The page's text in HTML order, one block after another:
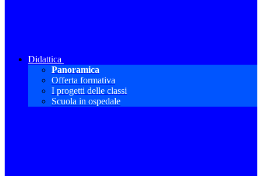
Didattica
Panoramica
Offerta formativa
I progetti delle classi
Scuola in ospedale